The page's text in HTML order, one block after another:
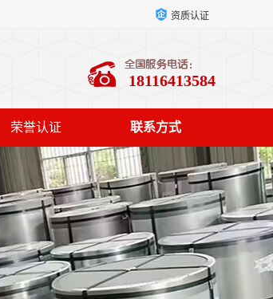
资质认证
18116413584
荣誉认证 联系方式